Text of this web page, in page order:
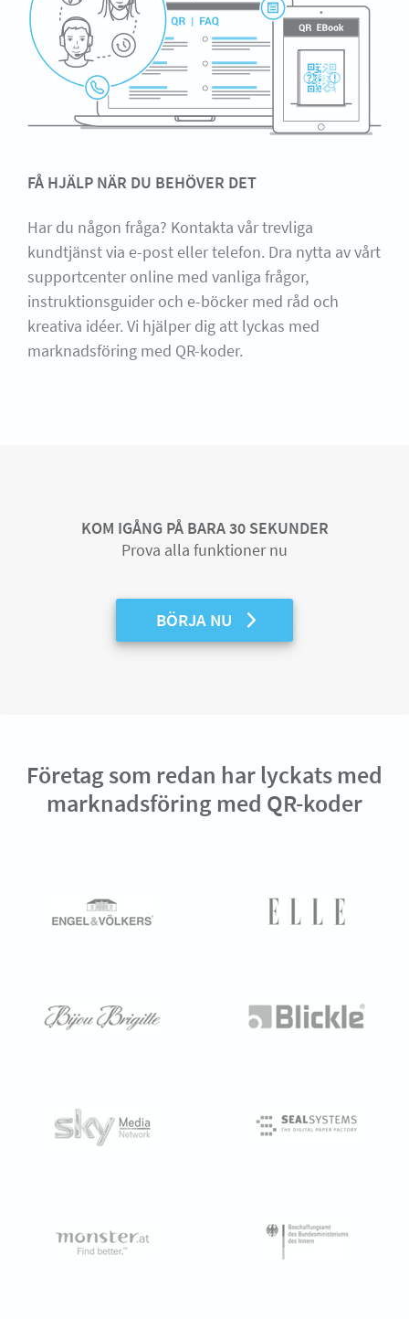
FÅ HJÄLP NÄR DU BEHÖVER DET
Har du någon fråga? Kontakta vår trevliga
kundtjänst via e-post eller telefon. Dra nytta av vårt
supportcenter online med vanliga frågor,
instruktionsguider och e-böcker med råd och
kreativa idéer. Vi hjälper dig att lyckas med
marknadsföring med QR-koder.
KOM IGÅNG PÅ BARA 30 SEKUNDER
Prova alla funktioner nu
BÖRJA NU
Företag som redan har lyckats med
marknadsföring med QR-koder